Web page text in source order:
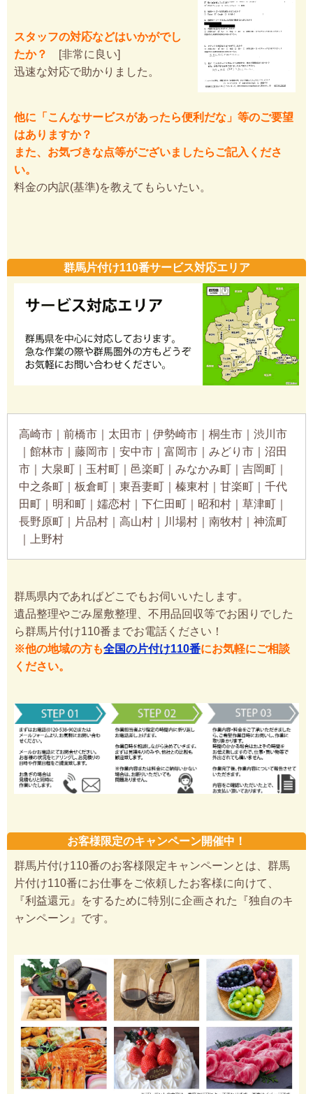
スタッフの対応などはいかがでし
たか？
[非常に良い]
迅速な対応で助かりました。
他に「こんなサービスがあったら便利だな」等のご要望
はありますか？
また、お気づきな点等がございましたらご記入くださ
い。
料金の内訳(基準)を教えてもらいたい。
群馬片付け110番サービス対応エリア
高崎市｜前橋市｜太田市｜伊勢崎市｜桐生市｜渋川市
｜館林市｜藤岡市｜安中市｜富岡市｜みどり市｜沼田
市｜大泉町｜玉村町｜邑楽町｜みなかみ町｜吉岡町｜
中之条町｜板倉町｜東吾妻町｜榛東村｜甘楽町｜千代
田町｜明和町｜嬬恋村｜下仁田町｜昭和村｜草津町｜
長野原町｜片品村｜高山村｜川場村｜南牧村｜神流町
｜上野村
群馬県内であればどこでもお伺いいたします。
遺品整理やごみ屋敷整理、不用品回収等でお困りでした
ら群馬片付け110番までお電話ください！
※他の地域の方も全国の片付け110番にお気軽にご相談
ください。
お客様限定のキャンペーン開催中！
群馬片付け110番のお客様限定キャンペーンとは、群馬
片付け110番にお仕事をご依頼したお客様に向けて、
『利益還元』をするために特別に企画された『独自のキ
ャンペーン』です。